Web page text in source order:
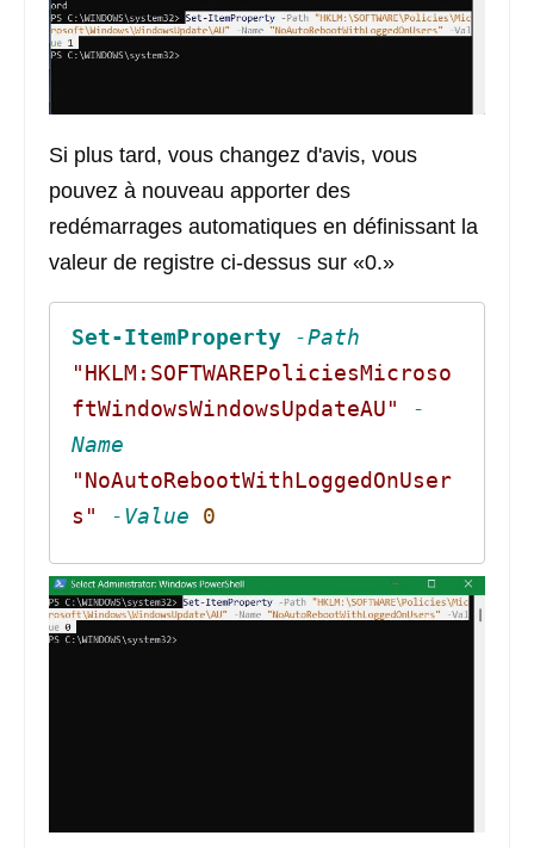
Si plus tard, vous changez d'avis, vous
pouvez à nouveau apporter des
redémarrages automatiques en définissant la
valeur de registre ci-dessus sur «0.»
Set-ItemProperty
-Path
"HKLM:SOFTWAREPoliciesMicroso
ftWindowsWindowsUpdateAU"
-
Name
"NoAutoRebootWithLoggedOnUser
s"
-Value 0